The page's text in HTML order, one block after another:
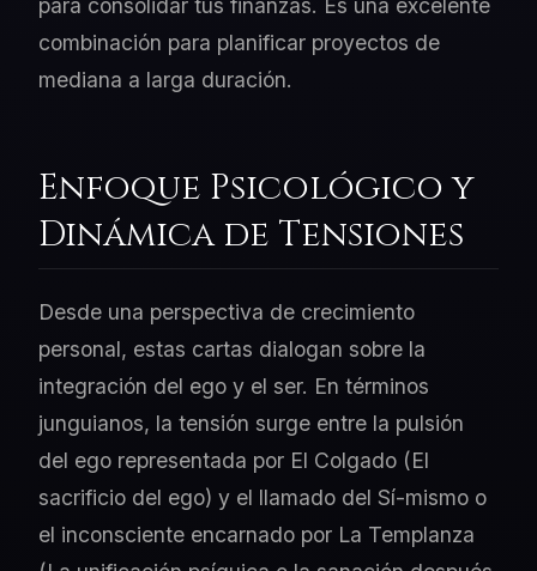
para consolidar tus finanzas. Es una excelente
combinación para planificar proyectos de
mediana a larga duración.
Enfoque Psicológico y
Dinámica de Tensiones
Desde una perspectiva de crecimiento
personal, estas cartas dialogan sobre la
integración del ego y el ser. En términos
junguianos, la tensión surge entre la pulsión
del ego representada por El Colgado (El
sacrificio del ego) y el llamado del Sí-mismo o
el inconsciente encarnado por La Templanza